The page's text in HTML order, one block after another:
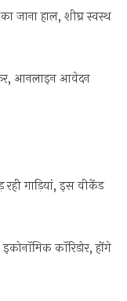
जाना हाल, शीघ्र स्वस्थ
आनलाइन आवेदन
गाड़ियां, इस वीकेंड
इकोनॉमिक कॉरिडोर, होंगे